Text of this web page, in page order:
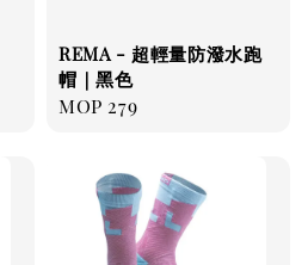
REMA - 超輕量防潑水跑
帽｜黑色
Regular
MOP 279